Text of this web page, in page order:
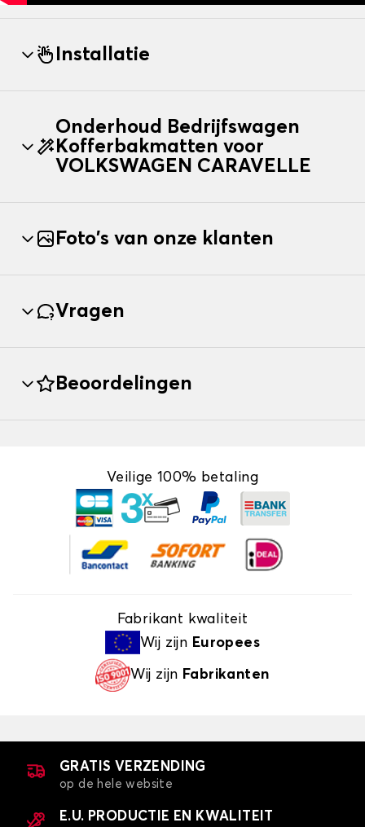
Installatie
Onderhoud Bedrijfswagen
Kofferbakmatten voor
VOLKSWAGEN CARAVELLE
Foto's van onze klanten
Vragen
Beoordelingen
Veilige 100% betaling
Fabrikant kwaliteit
Wij zijn Europees
Wij zijn Fabrikanten
GRATIS VERZENDING
op de hele website
E.U. PRODUCTIE EN KWALITEIT